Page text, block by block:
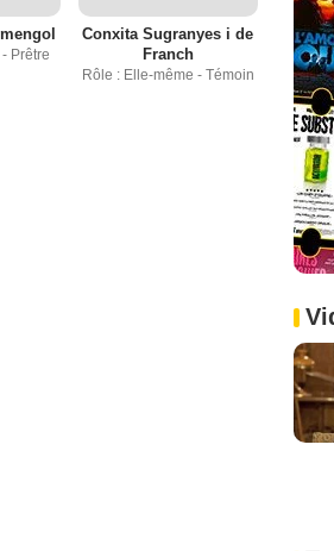
Prêtre
Conxita Sugranyes i de
Franch
Rôle : Elle-même - Témoin